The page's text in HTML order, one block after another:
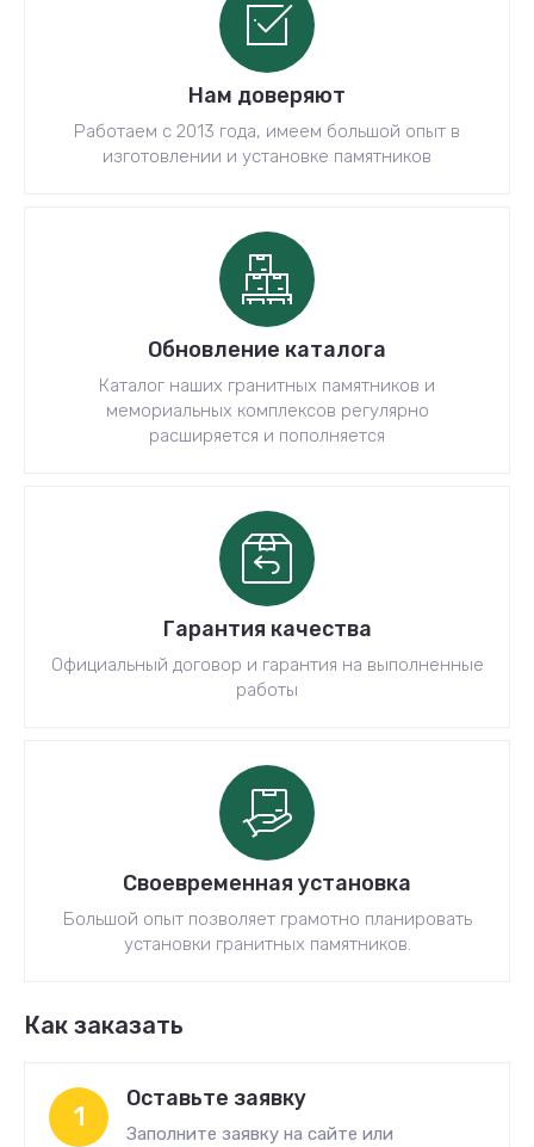
Нам доверяют
Работаем с 2013 года, имеем большой опыт в
изготовлении и установке памятников
Обновление каталога
Каталог наших гранитных памятников и
мемориальных комплексов регулярно
расширяется и пополняется
Гарантия качества
Официальный договор и гарантия на выполненные
работы
Своевременная установка
Большой опыт позволяет грамотно планировать
установки гранитных памятников.
Как заказать
1
Оставьте заявку
Заполните заявку на сайте или